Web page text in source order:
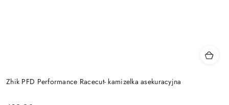
Zhik PFD Performance Racecut- kamizelka asekuracyjna